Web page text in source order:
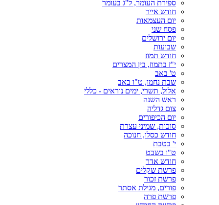
ספירת העומר, ל"ג בעומר
חודש אייר
יום העצמאות
פסח שני
יום ירושלים
שבועות
חודש תמוז
י"ז בתמוז, בין המצרים
ט' באב
שבת נחמו, ט"ו באב
אלול, תשרי, ימים נוראים - כללי
ראש השנה
צום גדליה
יום הכיפורים
סוכות, שמיני עצרת
חודש כסלו, חנוכה
י' בטבת
ט"ו בשבט
חודש אדר
פרשת שקלים
פרשת זכור
פורים, מגילת אסתר
פרשת פרה